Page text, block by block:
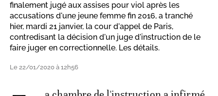
finalement jugé aux assises pour viol après les
accusations d'une jeune femme fin 2016, a tranché
hier, mardi 21 janvier, la cour d'appel de Paris,
contredisant la décision d'un juge d'instruction de le
faire juger en correctionnelle. Les détails.
Le 22/01/2020 à 12h56